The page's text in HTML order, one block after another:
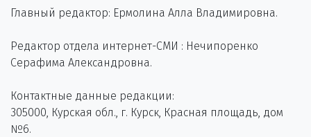
Главный редактор: Ермолина Алла Владимировна.
Редактор отдела интернет-СМИ : Нечипоренко
Серафима Александровна.
Контактные данные редакции:
305000, Курская обл., г. Курск, Красная площадь, дом
№6.